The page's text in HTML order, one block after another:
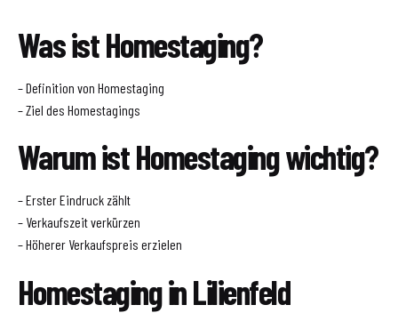
Was ist Homestaging?
– Definition von Homestaging
– Ziel des Homestagings
Warum ist Homestaging wichtig?
– Erster Eindruck zählt
– Verkaufszeit verkürzen
– Höherer Verkaufspreis erzielen
Homestaging in Lilienfeld